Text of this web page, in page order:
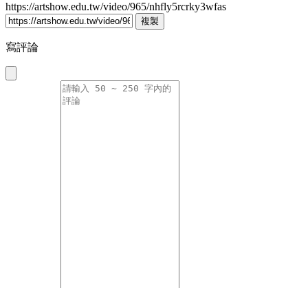
https://artshow.edu.tw/video/965/nhfly5rcrky3wfas
複製
寫評論